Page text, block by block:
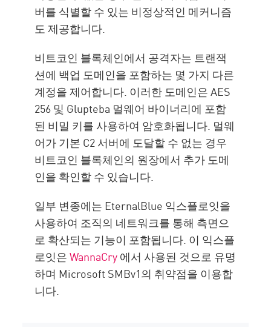
버를 식별할 수 있는 비정상적인 메커니즘
도 제공합니다.
비트코인 블록체인에서 공격자는 트랜잭
션에 백업 도메인을 포함하는 몇 가지 다른
계정을 제어합니다. 이러한 도메인은 AES
256 및 Glupteba 멀웨어 바이너리에 포함
된 비밀 키를 사용하여 암호화됩니다. 멀웨
어가 기본 C2 서버에 도달할 수 없는 경우
비트코인 블록체인의 원장에서 추가 도메
인을 확인할 수 있습니다.
일부 변종에는 EternalBlue 익스플로잇을
사용하여 조직의 네트워크를 통해 측면으
로 확산되는 기능이 포함됩니다. 이 익스플
로잇은WannaCry에서 사용된 것으로 유명
하며 Microsoft SMBv1의 취약점을 이용합
니다.